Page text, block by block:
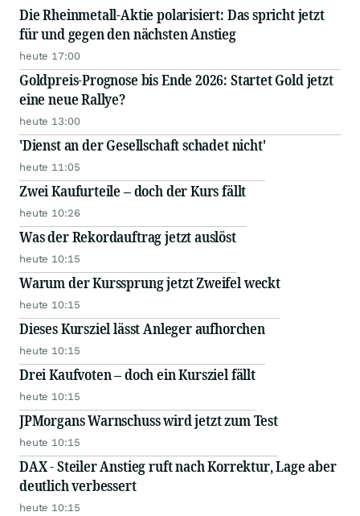
Die Rheinmetall-Aktie polarisiert: Das spricht jetzt
für und gegen den nächsten Anstieg
heute 17:00
Goldpreis-Prognose bis Ende 2026: Startet Gold jetzt
eine neue Rallye?
heute 13:00
'Dienst an der Gesellschaft schadet nicht'
heute 11:05
Zwei Kaufurteile – doch der Kurs fällt
heute 10:26
Was der Rekordauftrag jetzt auslöst
heute 10:15
Warum der Kurssprung jetzt Zweifel weckt
heute 10:15
Dieses Kursziel lässt Anleger aufhorchen
heute 10:15
Drei Kaufvoten – doch ein Kursziel fällt
heute 10:15
JPMorgans Warnschuss wird jetzt zum Test
heute 10:15
DAX - Steiler Anstieg ruft nach Korrektur, Lage aber
deutlich verbessert
heute 10:15